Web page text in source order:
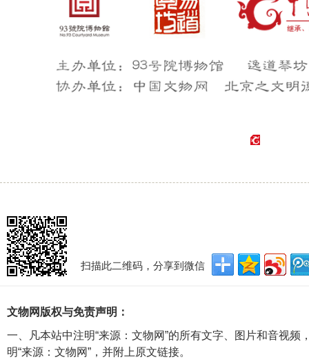
扫描此二维码，分享到微信
文物网版权与免责声明：
一、凡本站中注明“来源：文物网”的所有文字、图片和音视
明“来源：文物网”，并附上原文链接。